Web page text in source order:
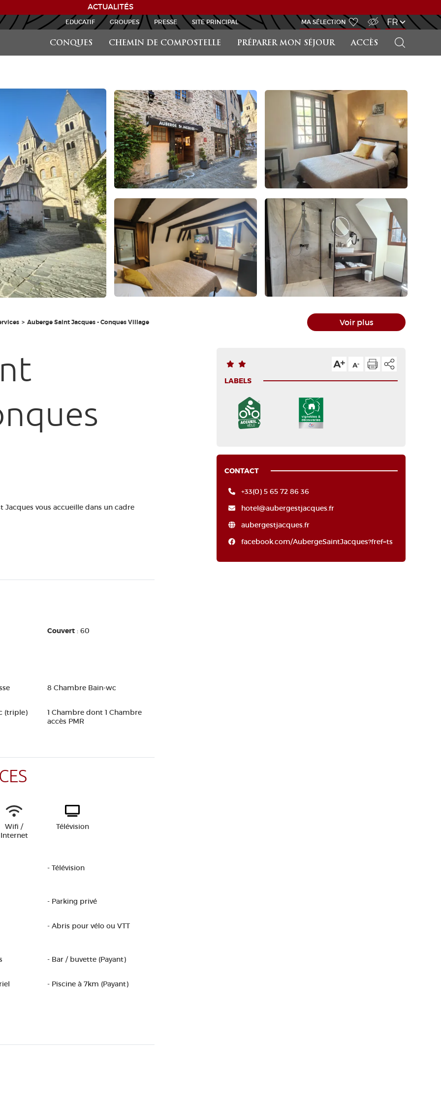
ACTUALITÉS
CONQUES CHEMIN DE COMPOSTELLE PRÉPARER MON SÉJOUR ACCÈS
EDUCATIF GROUPES PRESSE SITE PRINCIPAL MA SÉLECTION FR
Auberge Saint Jacques - Conques Village Voir plus
Jacques vous accueille dans un cadre
Couvert : 60
8 Chambre Bain-wc
(triple)
1 Chambre dont 1 Chambre
accès PMR
Wifi /
Internet
Télévision
- Télévision
- Parking privé
- Abris pour vélo ou VTT
- Bar / buvette (Payant)
- Piscine à 7km (Payant)
LABELS
CONTACT
+33(0) 5 65 72 86 36
hotel@aubergestjacques.fr
aubergestjacques.fr
facebook.com/AubergeSaintJacques?fref=ts